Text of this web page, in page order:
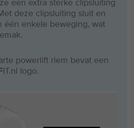
een extra sterke clipsluiting
deze clipsluiting sluit en
één enkele beweging, wat
powerlift riem bevat een
logo.